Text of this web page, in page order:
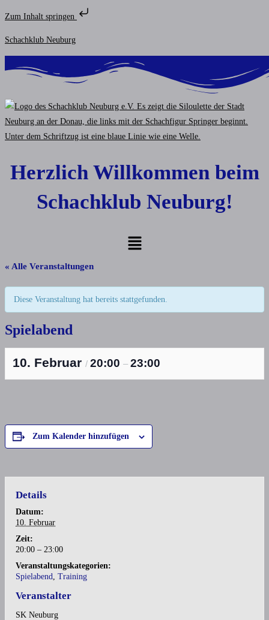
Zum Inhalt springen
Zum
Inhalt
springen
Schachklub Neuburg
Herzlich Willkommen beim
Schachklub Neuburg!
Menü
« Alle Veranstaltungen
Diese Veranstaltung hat bereits stattgefunden.
Spielabend
10. Februar / 20:00 – 23:00
Zum Kalender hinzufügen
Details
Datum:
10. Februar
Zeit:
20:00 – 23:00
Veranstaltungskategorien:
Spielabend ,Training
Veranstalter
SK Neuburg